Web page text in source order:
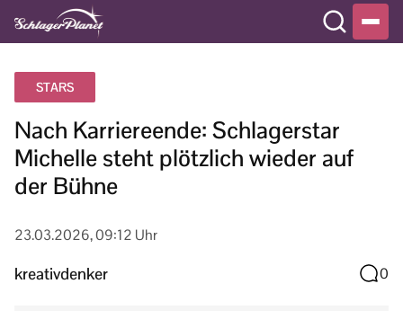
STARS
Nach Karriereende: Schlagerstar
Michelle steht plötzlich wieder auf
der Bühne
23.03.2026, 09:12 Uhr
kreativdenker 0